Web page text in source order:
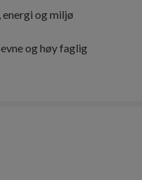
og miljø
og høy faglig